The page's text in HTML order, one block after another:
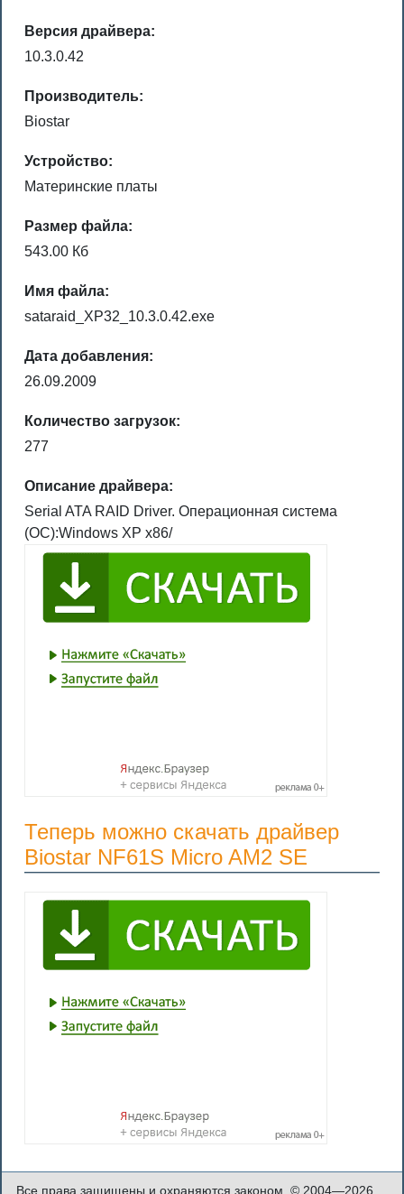
Версия драйвера:
10.3.0.42
Производитель:
Biostar
Устройство:
Материнские платы
Размер файла:
543.00 Кб
Имя файла:
sataraid_XP32_10.3.0.42.exe
Дата добавления:
26.09.2009
Количество загрузок:
277
Описание драйвера:
Serial ATA RAID Driver. Операционная система
(ОС):Windows XP x86/
Теперь можно скачать драйвер
Biostar NF61S Micro AM2 SE
Все права защищены и охраняются законом. © 2004—2026